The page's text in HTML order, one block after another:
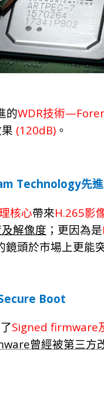
的WDR技術
(120dB) 。
Technology先
核心帶來H.265影
解像度 ；更因為是
鏡頭於市場上更能
Boot
Signed firmware
曾經被第三方